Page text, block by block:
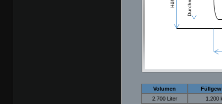
Volumen
2.700 Liter
1.200